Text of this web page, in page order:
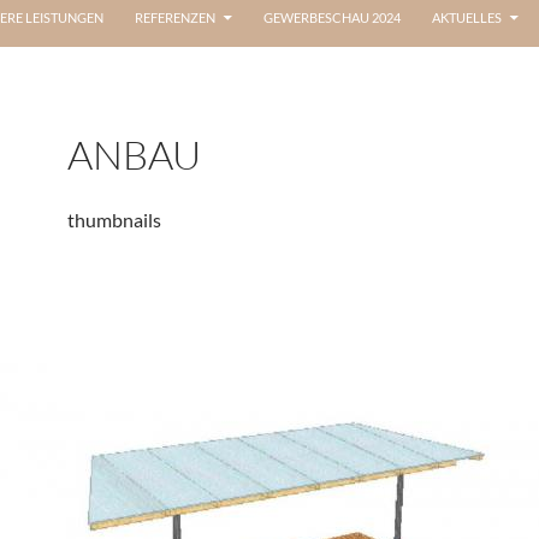
LEISTUNGEN REFERENZEN GEWERBESCHAU 2024 AKTUELLES
ANBAU
thumbnails